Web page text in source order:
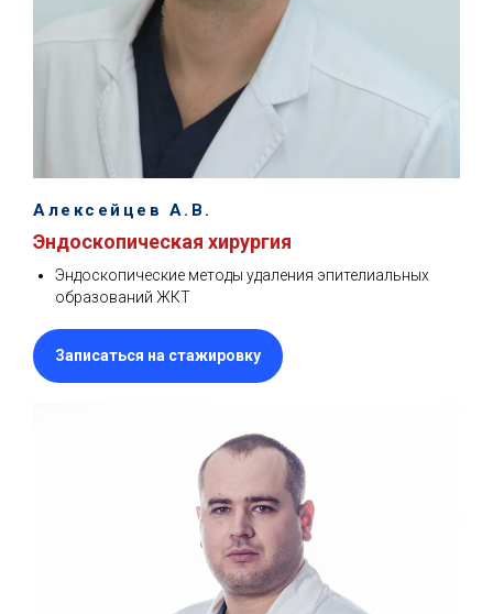
Алексейцев А.В.
Эндоскопическая хирургия
Эндоскопические методы удаления эпителиальных
образований ЖКТ
Записаться на стажировку